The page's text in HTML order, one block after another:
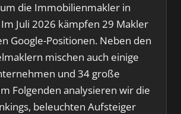
die Immobilienmakler in
Juli 2026 kämpfen 29 Makler
Google-Positionen. Neben den
mischen auch einige
und 34 große
Folgenden analysieren wir die
beleuchten Aufsteiger